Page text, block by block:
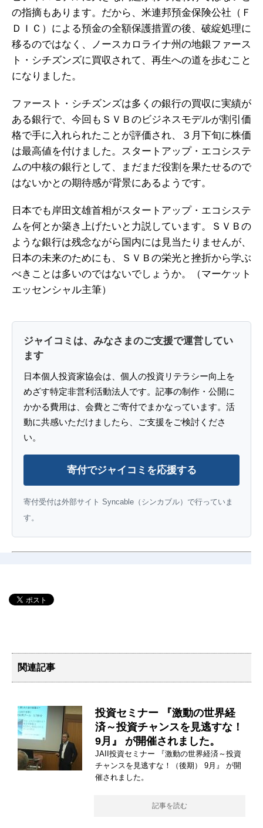
の指摘もあります。だから、米連邦預金保険公社（Ｆ
ＤＩＣ）による預金の全額保護措置の後、破綻処理に
移るのではなく、ノースカロライナ州の地銀ファース
ト・シチズンズに買収されて、再生への道を歩むこと
になりました。
ファースト・シチズンズは多くの銀行の買収に実績が
ある銀行で、今回もＳＶＢのビジネスモデルが割引価
格で手に入れられたことが評価され、３月下旬に株価
は最高値を付けました。スタートアップ・エコシステ
ムの中核の銀行として、まだまだ役割を果たせるので
はないかとの期待感が背景にあるようです。
日本でも岸田文雄首相がスタートアップ・エコシステ
ムを何とか築き上げたいと力説しています。ＳＶＢの
ような銀行は残念ながら国内には見当たりませんが、
日本の未来のためにも、ＳＶＢの栄光と挫折から学ぶ
べきことは多いのではないでしょうか。（マーケット
エッセンシャル主筆）
ジャイコミは、みなさまのご支援で運営してい
ます
日本個人投資家協会は、個人の投資リテラシー向上を
めざす特定非営利活動法人です。記事の制作・公開に
かかる費用は、会費とご寄付でまかなっています。活
動に共感いただけましたら、ご支援をご検討くださ
い。
寄付でジャイコミを応援する
寄付受付は外部サイト Syncable（シンカブル）で行っていま
す。
関連記事
投資セミナー 『激動の世界経
済～投資チャンスを見逃すな！
9月』 が開催されました。
JAII投資セミナー 『激動の世界経済～投資
チャンスを見逃すな！（後期） 9月』 が開
催されました。
記事を読む